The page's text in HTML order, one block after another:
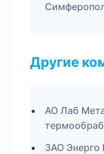
Другие
АО Лаб
ЗАО Энерго